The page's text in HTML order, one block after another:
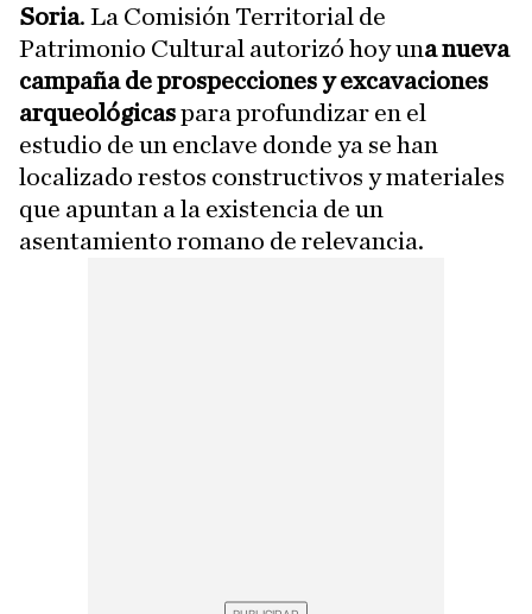
Soria. La Comisión Territorial de
Patrimonio Cultural autorizó hoy una nueva
campaña de prospecciones y excavaciones
arqueológicaspara profundizar en el
estudio de un enclave donde ya se han
localizado restos constructivos y materiales
que apuntan a la existencia de un
asentamiento romano de relevancia.